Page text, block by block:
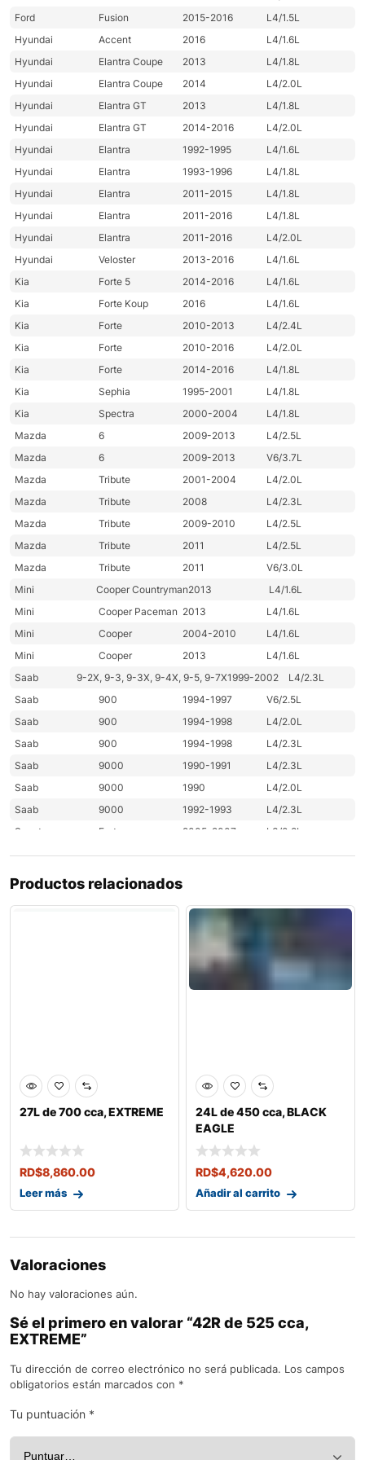
Ford
Fusion 2015-2016
L4/1.5L
Hyundai
Accent 2016
L4/1.6L
Hyundai
Elantra Coupe 2013
L4/1.8L
Hyundai
Elantra Coupe 2014
L4/2.0L
Hyundai
Elantra GT 2013
L4/1.8L
Hyundai
Elantra GT 2014-2016
L4/2.0L
Hyundai
Elantra 1992-1995
L4/1.6L
Hyundai
Elantra 1993-1996
L4/1.8L
Hyundai
Elantra 2011-2015
L4/1.8L
Hyundai
Elantra 2011-2016
L4/1.8L
Hyundai
Elantra 2011-2016
L4/2.0L
Hyundai
Veloster 2013-2016
L4/1.6L
Kia
Forte 5 2014-2016
L4/1.6L
Kia
Forte Koup 2016
L4/1.6L
Kia
Forte 2010-2013
L4/2.4L
Kia
Forte 2010-2016
L4/2.0L
Kia
Forte 2014-2016
L4/1.8L
Kia
Sephia 1995-2001
L4/1.8L
Kia
Spectra 2000-2004
L4/1.8L
Mazda
6 2009-2013
L4/2.5L
Mazda
6 2009-2013
V6/3.7L
Mazda
Tribute 2001-2004
L4/2.0L
Mazda
Tribute 2008
L4/2.3L
Mazda
Tribute 2009-2010
L4/2.5L
Mazda
Tribute 2011
L4/2.5L
Mazda
Tribute 2011
V6/3.0L
Mini
Cooper Countryman2013
L4/1.6L
Mini
Cooper Paceman 2013
L4/1.6L
Mini
Cooper 2004-2010
L4/1.6L
Mini
Cooper 2013
L4/1.6L
Saab
9-2X, 9-3, 9-3X, 9-4X, 9-5, 9-7X1999-2002
L4/2.3L
Saab
900 1994-1997
V6/2.5L
Saab
900 1994-1998
L4/2.0L
Saab
900 1994-1998
L4/2.3L
Saab
9000 1990-1991
L4/2.3L
Saab
9000 1990
L4/2.0L
Saab
9000 1992-1993
L4/2.3L
Smart
Fortwo 2005-2007
L3/0.8L
Smart
Fortwo 2008-2015
L3/1.0L
Fortwo
2016
Productos relacionados
27L de 700 cca, EXTREME
RD$8,860.00
Leer más
24L de 450 cca, BLACK
EAGLE
RD$4,620.00
Añadir al carrito
Valoraciones
No hay valoraciones aún.
Sé el primero en valorar “42R de 525 cca,
EXTREME”
Tu dirección de correo electrónico no será publicada. Los campos
obligatorios están marcados con *
Tu puntuación *